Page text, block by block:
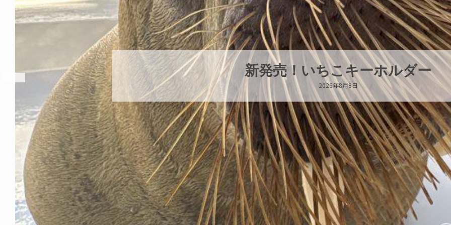
パラオオウムガイが交接していま
2026年8月7日